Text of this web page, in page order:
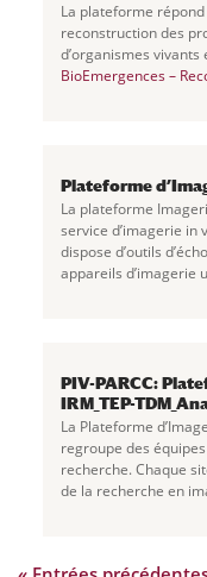
La plateforme
reconstruction des
d’organismes
BioEmergences –
Plateforme
La plateforme
service d’imagerie in
dispose d’outils
appareils d’imagerie
PIV-PARCC:
IRM_TEP-
La Plateforme
regroupe des
recherche. Chaque
de la recherche en